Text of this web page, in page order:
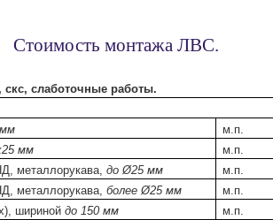
Стоимость монтажа ЛВС.
скс, слаботочные работы.
м.п.
мм м.п.
металлорукава,до Ø25 мм м.п.
металлорукава,более Ø25 мм м.п.
ширинойдо 150 мм м.п.